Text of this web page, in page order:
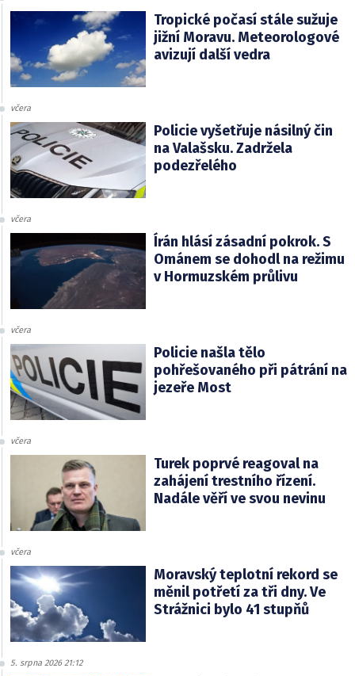
Tropické počasí stále sužuje
jižní Moravu. Meteorologové
avizují další vedra
včera
Policie vyšetřuje násilný čin
na Valašsku. Zadržela
podezřelého
včera
Írán hlásí zásadní pokrok. S
Ománem se dohodl na režimu
v Hormuzském průlivu
včera
Policie našla tělo
pohřešovaného při pátrání na
jezeře Most
včera
Turek poprvé reagoval na
zahájení trestního řízení.
Nadále věří ve svou nevinu
včera
Moravský teplotní rekord se
měnil potřetí za tři dny. Ve
Strážnici bylo 41 stupňů
5. srpna 2026 21:12